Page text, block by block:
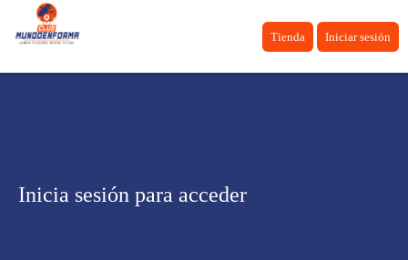
Tienda Iniciar sesión
Inicia sesión para acceder